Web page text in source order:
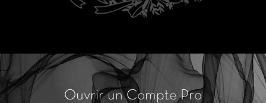
Ouvrir un Compte Pro